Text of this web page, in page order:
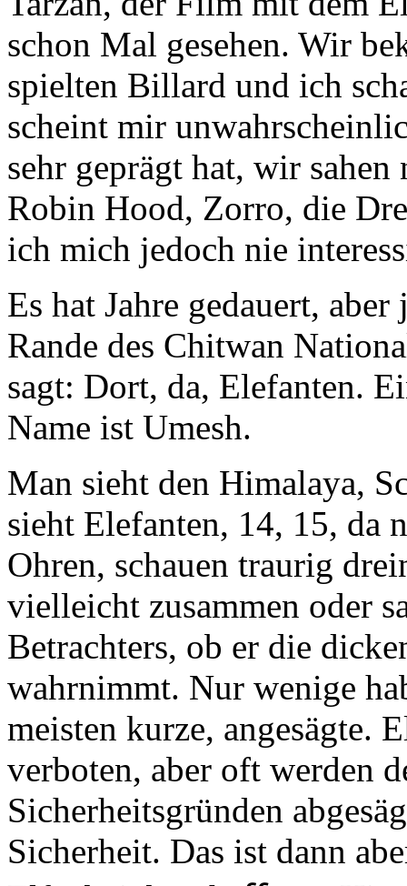
Tarzan, der Film mit dem
schon Mal gesehen. Wir
spielten Billard und ich
scheint mir
sehr geprägt hat, wir
Robin Hood, Zorro, die
ich mich jedoch nie
Es hat Jahre gedauert,
Rande des Chitwan
sagt: Dort, da, Elefanten.
Name ist Umesh.
Man sieht den Himalaya,
sieht Elefanten, 14, 15, da
Ohren, schauen traurig
vielleicht zusammen oder
Betrachters, ob er die
wahrnimmt. Nur wenige
meisten kurze, angesägte.
verboten, aber oft werden
Sicherheitsgründen
Sicherheit. Das ist dann